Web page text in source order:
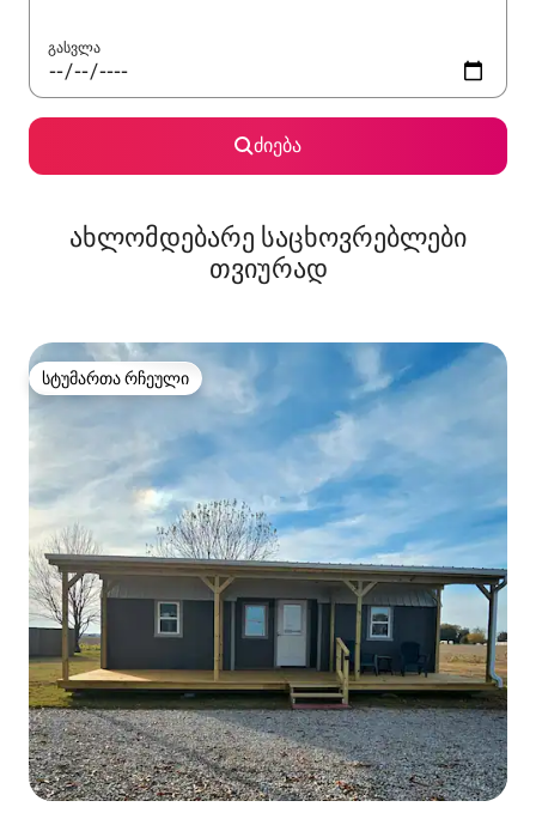
გასვლა
ძიება
ახლომდებარე საცხოვრებლები
თვიურად
სტუმართა რჩეული
სტუმართა რჩეული